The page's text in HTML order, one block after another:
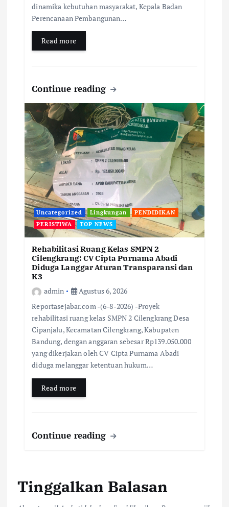
dinamika kebutuhan masyarakat, Kepala Badan
Perencanaan Pembangunan…
Read more
Continue reading
Uncategorized Lingkungan
PENDIDIKAN
PERISTIWA
TOP NEWS
Rehabilitasi Ruang Kelas SMPN 2
Cilengkrang: CV Cipta Purnama Abadi
Diduga Langgar Aturan Transparansi dan
K3
admin
Agustus 6, 2026
Reportasejabar.com -(6-8-2026) -Proyek
rehabilitasi ruang kelas SMPN 2 Cilengkrang Desa
Cipanjalu, Kecamatan Cilengkrang, Kabupaten
Bandung, dengan anggaran sebesar Rp139.050.000
yang dikerjakan oleh CV Cipta Purnama Abadi
diduga melanggar ketentuan hukum…
Read more
Continue reading
Tinggalkan Balasan